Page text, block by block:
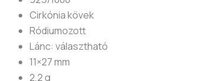
Cirkónia kövek
Ródiumozott
Lánc: választható
11×27 mm
2,2 g